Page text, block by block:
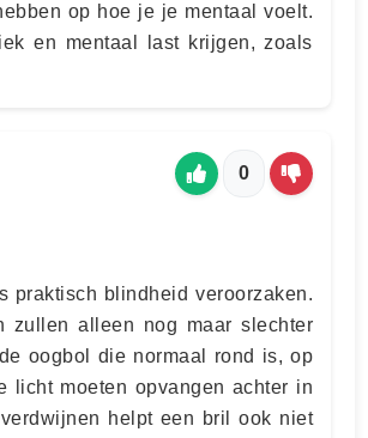
op hoe je je mentaal voelt.
en mentaal last krijgen, zoals
0
praktisch blindheid veroorzaken.
zullen alleen nog maar slechter
oogbol die normaal rond is, op
licht moeten opvangen achter in
helpt een bril ook niet